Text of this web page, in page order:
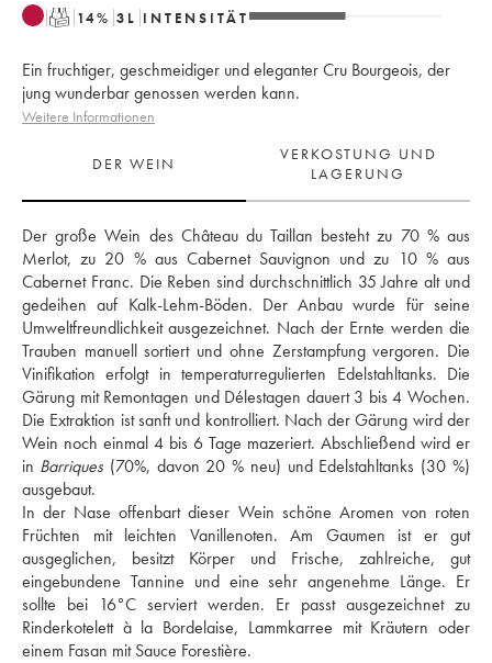
T 14% 3 L INTENSITÄT
Ein fruchtiger, geschmeidiger und eleganter Cru Bourgeois, der
jung wunderbar genossen werden kann.
Weitere Informationen
DER WEIN
VERKOSTUNG UND
LAGERUNG
Der große Wein des Château du Taillan besteht zu 70 % aus
Merlot, zu 20 % aus Cabernet Sauvignon und zu 10 % aus
Cabernet Franc. Die Reben sind durchschnittlich 35 Jahre alt und
gedeihen auf Kalk-Lehm-Böden. Der Anbau wurde für seine
Umweltfreundlichkeit ausgezeichnet. Nach der Ernte werden die
Trauben manuell sortiert und ohne Zerstampfung vergoren. Die
Vinifikation erfolgt in temperaturregulierten Edelstahltanks. Die
Gärung mit Remontagen und Délestagen dauert 3 bis 4 Wochen.
Die Extraktion ist sanft und kontrolliert. Nach der Gärung wird der
Wein noch einmal 4 bis 6 Tage mazeriert. Abschließend wird er
in Barriques (70%, davon 20 % neu) und Edelstahltanks (30 %)
ausgebaut.
In der Nase offenbart dieser Wein schöne Aromen von roten
Früchten mit leichten Vanillenoten. Am Gaumen ist er gut
ausgeglichen, besitzt Körper und Frische, zahlreiche, gut
eingebundene Tannine und eine sehr angenehme Länge. Er
sollte bei 16°C serviert werden. Er passt ausgezeichnet zu
Rinderkotelett à la Bordelaise, Lammkarree mit Kräutern oder
einem Fasan mit Sauce Forestière.